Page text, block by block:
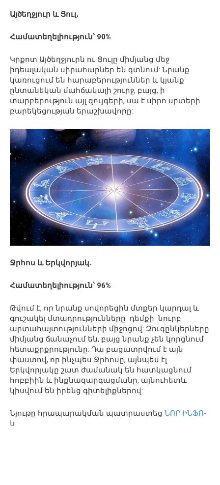
Այծեղջյուր և Ցուլ․
Համատեղելիություն՝ 90%
Կրքոտ Այծեղջյուրն ու Ցուլը միմյանց մեջ
իդեալական սիրահարներ են գտնում: Նրանք
կառուցում են հարաբերություններ և կյանք
ընտանեկան մահճակալի շուրջ, բայց, ի
տարբերություն այլ զույգերի, սա է սիրո սրտերի
բարեկեցության երաշխավորը:
Ջրհոս և Երկվորյակ․
Համատեղելիություն՝ 96%
Թվում է, որ նրանք սովորեցին մտքեր կարդալ և
գուշակել մտադրությունները դեմքի նուրբ
արտահայտությունների միջոցով: Զուգընկերները
միմյանց ճանաչում են, բայց նրանք չեն կորցնում
հետաքրքրությունը: Դա բացատրվում է այն
փաստով, որ ինչպես Ջրհոսը, այնպես էլ
Երկվորյակը շատ ժամանակ են հատկացնում
հոբբիին և ինքնազարգացմանը, այնուհետև
կիսվում են իրենց գիտելիքներով:
Նյութը հրապարակման պատրաստեց ՆՈՐ ԻՆՖՈ-
ն